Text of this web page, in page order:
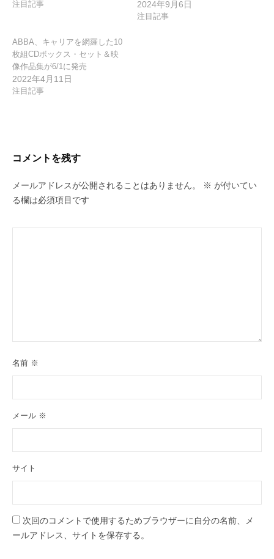
注目記事 2024年9月6日
注目記事
ABBA、キャリアを網羅した10
枚組CDボックス・セット＆映
像作品集が6/1に発売
2022年4月11日
注目記事
コメントを残す
メールアドレスが公開されることはありません。 ※ が付いてい
る欄は必須項目です
名前 ※
メール ※
サイト
次回のコメントで使用するためブラウザーに自分の名前、メ
ールアドレス、サイトを保存する。